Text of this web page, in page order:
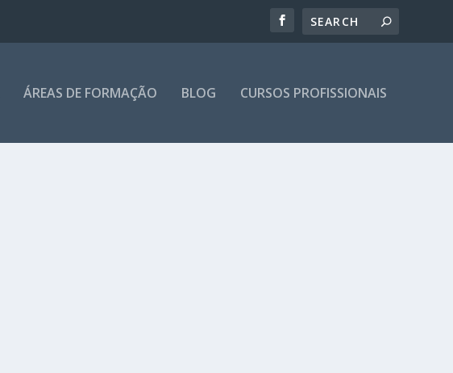
ÁREAS DE FORMAÇÃO BLOG CURSOS PROFISSIONAIS